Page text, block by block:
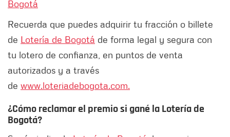
Bogotá
Recuerda que puedes adquirir tu fracción o billete
de Lotería de Bogotá de forma legal y segura con
tu lotero de confianza, en puntos de venta
autorizados y a través
de www.loteriadebogota.com.
¿Cómo reclamar el premio si gané la Lotería de
Bogotá?